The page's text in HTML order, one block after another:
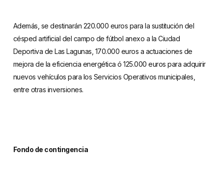
Además, se destinarán 220.000 euros para la sustitución del
césped artificial del campo de fútbol anexo a la Ciudad
Deportiva de Las Lagunas, 170.000 euros a actuaciones de
mejora de la eficiencia energética ó 125.000 euros para adquirir
nuevos vehículos para los Servicios Operativos municipales,
entre otras inversiones.
Fondo de contingencia